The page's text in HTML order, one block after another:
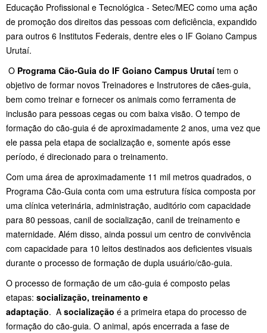
Educação Profissional e Tecnológica - Setec/MEC como uma ação
de promoção dos direitos das pessoas com deficiência, expandido
para outros 6 Institutos Federais, dentre eles o IF Goiano Campus
Urutaí.
O Programa Cão-Guia do IF Goiano Campus Urutaí tem o
objetivo de formar novos Treinadores e Instrutores de cães-guia,
bem como treinar e fornecer os animais como ferramenta de
inclusão para pessoas cegas ou com baixa visão. O tempo de
formação do cão-guia é de aproximadamente 2 anos, uma vez que
ele passa pela etapa de socialização e, somente após esse
período, é direcionado para o treinamento.
Com uma área de aproximadamente 11 mil metros quadrados, o
Programa Cão-Guia conta com uma estrutura física composta por
uma clínica veterinária, administração, auditório com capacidade
para 80 pessoas, canil de socialização, canil de treinamento e
maternidade. Além disso, ainda possui um centro de convivência
com capacidade para 10 leitos destinados aos deficientes visuais
durante o processo de formação de dupla usuário/cão-guia.
O processo de formação de um cão-guia é composto pelas
etapas: socialização, treinamento e
adaptação. A socialização é a primeira etapa do processo de
formação do cão-guia. O animal, após encerrada a fase de